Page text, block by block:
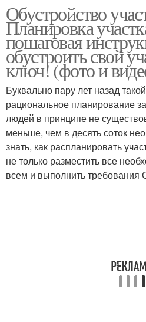
Обустройство
Планировка
пошаговая
обустроить свой
ключ! (фото и
Буквально пару лет назад
рациональное планирование
людей в принципе не
меньше, чем в десять соток
знать, как распланировать
не только разместить все
всем и выполнить